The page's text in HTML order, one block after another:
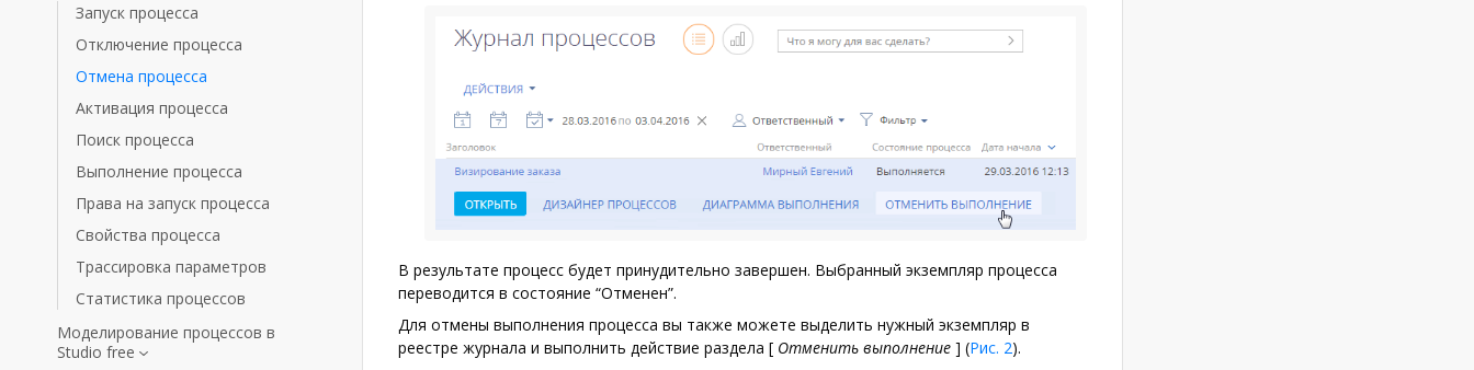
В результате процесс будет принудительно завершен. Выбранный экземпляр процесса
переводится в состояние “Отменен”.
Для отмены выполнения процесса вы также можете выделить нужный экземпляр в
реестре журнала и выполнить действие раздела [ Отменить выполнение ] (Рис. 2).
Запуск процесса
Отключение процесса
Отмена процесса
Активация процесса
Поиск процесса
Выполнение процесса
Права на запуск процесса
Свойства процесса
Трассировка параметров
Статистика процессов
Моделирование процессов в
Studio free